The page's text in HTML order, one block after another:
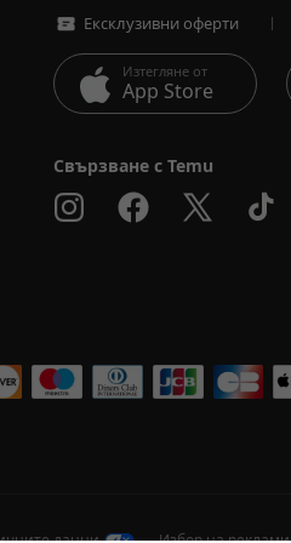
Ексклузивни оферти
Изтегляне от
App Store
Свързване с Temu